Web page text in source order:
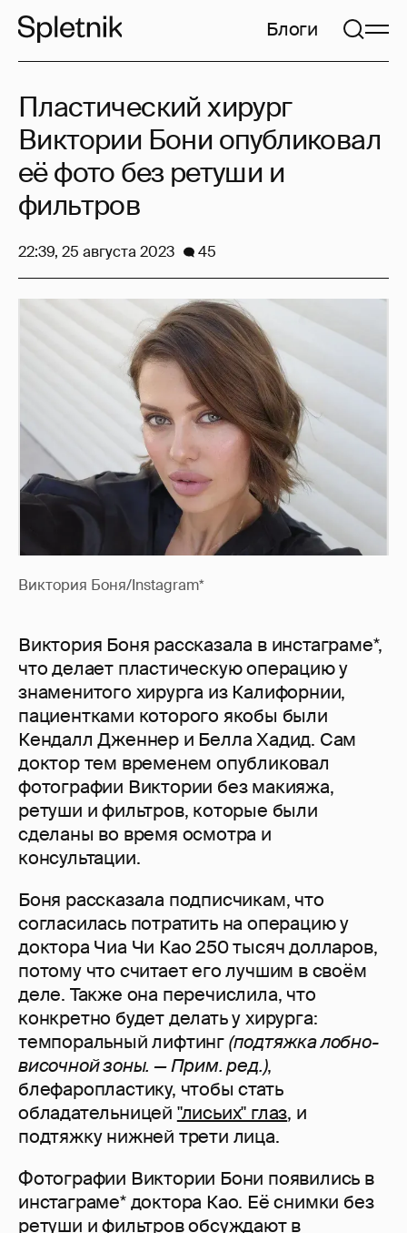
Блоги
Виктория Боня/Instagram*
Виктория Боня рассказала в инстаграме*,
что делает пластическую операцию у
знаменитого хирурга из Калифорнии,
пациентками которого якобы были
Кендалл Дженнер и Белла Хадид. Сам
доктор тем временем опубликовал
фотографии Виктории без макияжа,
ретуши и фильтров, которые были
сделаны во время осмотра и
консультации.
Боня рассказала подписчикам, что
согласилась потратить на операцию у
доктора Чиа Чи Као 250 тысяч долларов,
потому что считает его лучшим в своём
деле. Также она перечислила, что
конкретно будет делать у хирурга:
темпоральный лифтинг(подтяжка лобно-
височной зоны. — Прим. ред.),
блефаропластику, чтобы стать
обладательницей "лисьих" глаз, и
подтяжку нижней трети лица.
Фотографии Виктории Бони появились в
инстаграме* доктора Као. Её снимки без
ретуши и фильтров обсуждают в
Пластический хирург
Виктории Бони опубликовал
её фото без ретуши и
фильтров
22:39, 25 августа 2023 45